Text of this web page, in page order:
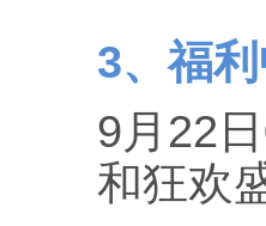
3、福
9月22
和狂欢